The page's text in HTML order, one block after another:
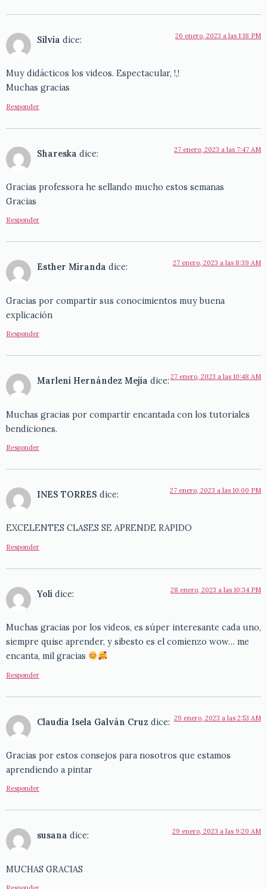
Silvia dice: 26 enero, 2023 a las 1:18 PM
Muy didácticos los videos. Espectacular, !,!
Muchas gracias
Responder
Shareska dice: 27 enero, 2023 a las 7:47 AM
Gracias professora he sellando mucho estos semanas
Gracias
Responder
Esther Miranda dice: 27 enero, 2023 a las 8:39 AM
Gracias por compartir sus conocimientos muy buena
explicación
Responder
Marleni Hernández Mejía dice: 27 enero, 2023 a las 10:48 AM
Muchas gracias por compartir encantada con los tutoriales
bendiciones.
Responder
INES TORRES dice: 27 enero, 2023 a las 10:00 PM
EXCELENTES CLASES SE APRENDE RAPIDO
Responder
Yoli dice: 28 enero, 2023 a las 10:34 PM
Muchas gracias por los videos, es súper interesante cada uno,
siempre quise aprender, y sibesto es el comienzo wow… me
encanta, mil gracias
Responder
Claudia Isela Galván Cruz dice: 29 enero, 2023 a las 2:53 AM
Gracias por estos consejos para nosotros que estamos
aprendiendo a pintar
Responder
susana dice: 29 enero, 2023 a las 9:20 AM
MUCHAS GRACIAS